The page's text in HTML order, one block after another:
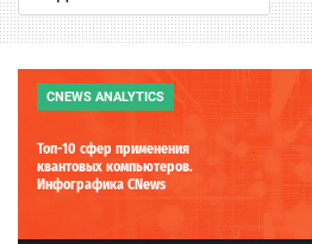
CNEWS ANALYTICS
Топ-10 сфер применения
квантовых компьютеров.
Инфографика CNews